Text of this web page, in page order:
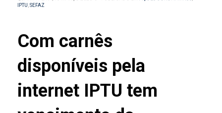
IPTU,SEFAZ
Com carnês
disponíveis pela
internet IPTU tem